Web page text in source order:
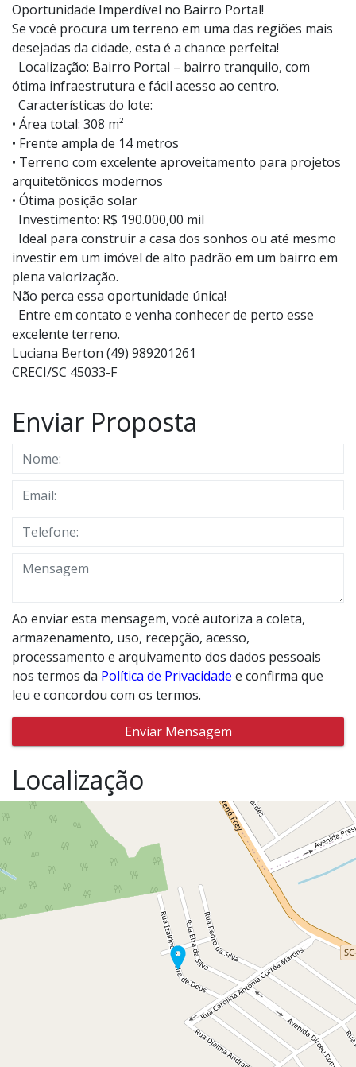
Oportunidade Imperdível no Bairro Portal!
Se você procura um terreno em uma das regiões mais
desejadas da cidade, esta é a chance perfeita!
Localização: Bairro Portal – bairro tranquilo, com
ótima infraestrutura e fácil acesso ao centro.
Características do lote:
• Área total: 308 m²
• Frente ampla de 14 metros
• Terreno com excelente aproveitamento para projetos
arquitetônicos modernos
• Ótima posição solar
Investimento: R$ 190.000,00 mil
Ideal para construir a casa dos sonhos ou até mesmo
investir em um imóvel de alto padrão em um bairro em
plena valorização.
Não perca essa oportunidade única!
Entre em contato e venha conhecer de perto esse
excelente terreno.
Luciana Berton (49) 989201261
CRECI/SC 45033-F
Enviar Proposta
Ao enviar esta mensagem, você autoriza a coleta,
armazenamento, uso, recepção, acesso,
processamento e arquivamento dos dados pessoais
nos termos da Política de Privacidade e confirma que
leu e concordou com os termos.
Enviar Mensagem
Localização